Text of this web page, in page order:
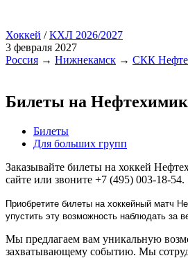
Хоккей /КХЛ 2026/2027
3 февраля 2027
Россия → Нижнекамск → СКК
Билеты на
Билеты
Для больших групп
Заказывайте билеты на хоккей
сайте или звоните +7 (495) 003-18-54.
Приобретите билеты на хоккейный матч
упустить эту возможность наблюдать за
Мы предлагаем вам уникальную
захватывающему событию. Мы